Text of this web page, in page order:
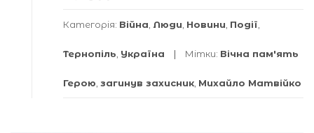
Категорія: Війна Люди Новини Події
Тернопіль Україна Мітки: Вічна пам'ять
Герою загинув захисник Михайло Матвійко